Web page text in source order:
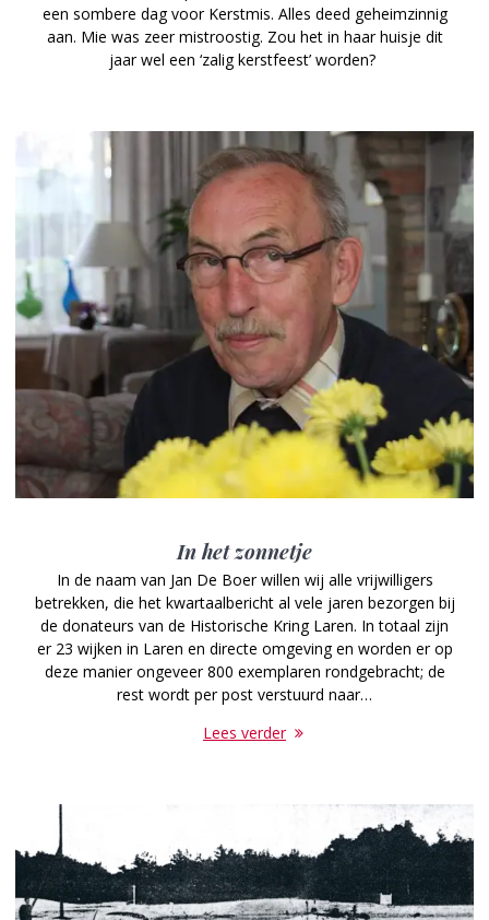
een sombere dag voor Kerstmis. Alles deed geheimzinnig
aan. Mie was zeer mistroostig. Zou het in haar huisje dit
jaar wel een ‘zalig kerstfeest’ worden?
In het zonnetje
In de naam van Jan De Boer willen wij alle vrijwilligers
betrekken, die het kwartaalbericht al vele jaren bezorgen bij
de donateurs van de Historische Kring Laren. In totaal zijn
er 23 wijken in Laren en directe omgeving en worden er op
deze manier ongeveer 800 exemplaren rondgebracht; de
rest wordt per post verstuurd naar…
Lees verder